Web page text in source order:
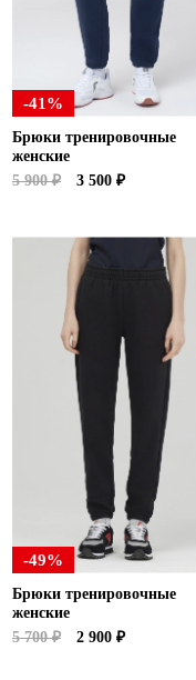
-41%
Брюки тренировочные
женские
5 900 ₽
3 500 ₽
-49%
Брюки тренировочные
женские
5 700 ₽
2 900 ₽